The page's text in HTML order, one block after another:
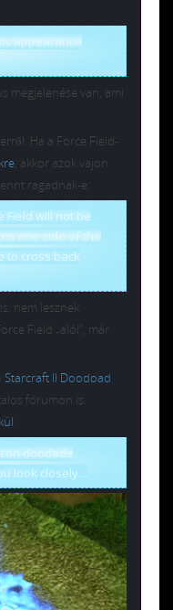
appearance
megjelenése van, ami
Ha a Force Field-
, akkor azok vajon
ragadnak-e:
Field will not be
one side of the
to cross back
nem lesznek
Field „alól”, már
Starcraft II Doodoad
fórumon is.
:
doodads
look closely…